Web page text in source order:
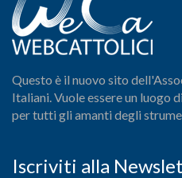
Questo è il nuovo sito
Italiani. Vuole essere un luogo
per tutti gli amanti degli
Iscriviti alla